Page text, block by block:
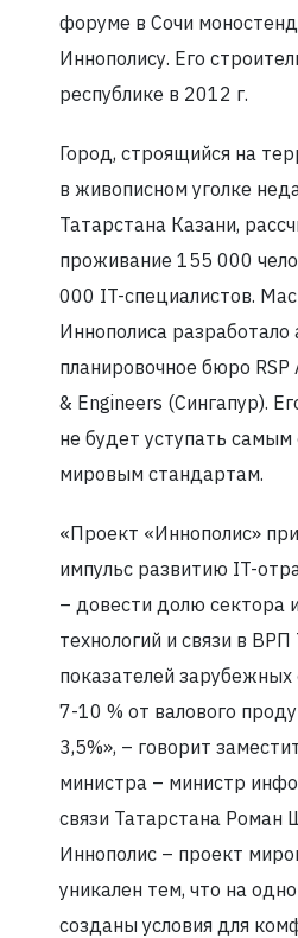
форуме в Сочи
Иннополису. Его
республике в 2012 г.
Город, строящийся на
в живописном уголке
Татарстана Казани,
проживание 155 000
000 IT-специалистов.
Иннополиса разработало
планировочное бюро
& Engineers (Сингапур).
не будет уступать
мировым стандартам.
«Проект «Иннополис»
импульс развитию IT-
– довести долю сектора
технологий и связи в
показателей зарубежных
7-10 % от валового
3,5%», – говорит
министра – министр
связи Татарстана Роман
Иннополис – проект
уникален тем, что на
созданы условия для